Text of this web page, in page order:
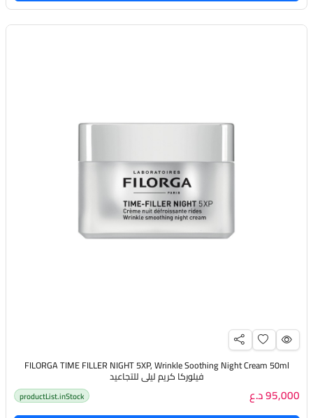
FILORGA TIME FILLER NIGHT 5XP, Wrinkle Soothing Night Cream 50ml
فيلوركا كريم ليلي للتجاعيد
95,000 د.ع productList.inStock